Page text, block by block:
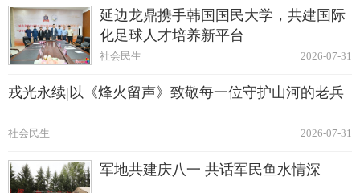
延边龙鼎携手韩国国民大学，共建国际
化足球人才培养新平台
2026-07-31
社会民生
戎光永续|以《烽火留声》致敬每一位守护山河的老兵
2026-07-31
社会民生
军地共建庆八一 共话军民鱼水情深